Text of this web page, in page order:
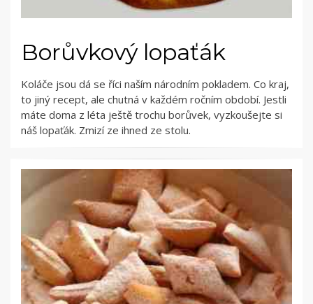
Borůvkový lopaťák
Koláče jsou dá se říci naším národním pokladem. Co kraj,
to jiný recept, ale chutná v každém ročním období. Jestli
máte doma z léta ještě trochu borůvek, vyzkoušejte si
náš lopaťák. Zmizí ze ihned ze stolu.